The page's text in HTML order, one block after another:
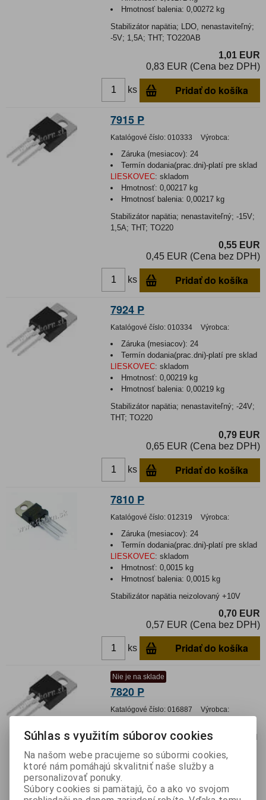
Hmotnosť balenia:0,00272 kg
Stabilizátor napätia; LDO, nenastaviteľný;
-5V; 1,5A; THT; TO220AB
1,01 EUR
0,83 EUR (Cena bez DPH)
ks Pridať do košíka
7915 P
Katalógové číslo: 010333 Výrobca:
Záruka (mesiacov): 24
Termín dodania(prac.dni)-platí pre sklad
LIESKOVEC: skladom
Hmotnosť:0,00217 kg
Hmotnosť balenia:0,00217 kg
Stabilizátor napätia; nenastaviteľný; -15V;
1,5A; THT; TO220
0,55 EUR
0,45 EUR (Cena bez DPH)
ks Pridať do košíka
7924 P
Katalógové číslo: 010334 Výrobca:
Záruka (mesiacov): 24
Termín dodania(prac.dni)-platí pre sklad
LIESKOVEC: skladom
Hmotnosť:0,00219 kg
Hmotnosť balenia:0,00219 kg
Stabilizátor napätia; nenastaviteľný; -24V;
THT; TO220
0,79 EUR
0,65 EUR (Cena bez DPH)
ks Pridať do košíka
7810 P
Katalógové číslo: 012319 Výrobca:
Záruka (mesiacov): 24
Termín dodania(prac.dni)-platí pre sklad
LIESKOVEC: skladom
Hmotnosť:0,0015 kg
Hmotnosť balenia:0,0015 kg
Stabilizátor napätia neizolovaný +10V
0,70 EUR
0,57 EUR (Cena bez DPH)
ks Pridať do košíka
Nie je na sklade
7820 P
Katalógové číslo: 016887 Výrobca:
Termín dodania(prac.dni)-platí pre sklad
Hmotnosť:0,001 kg
Hmotnosť balenia:0,001 kg
Stabilizátor napätia neizolovaný +20V
Súhlas s využitím súborov cookies
Na našom webe pracujeme so súbormi cookies,
ktoré nám pomáhajú skvalitniť naše služby a
personalizovať ponuky.
Súbory cookies si pamätajú, čo a ako vo svojom